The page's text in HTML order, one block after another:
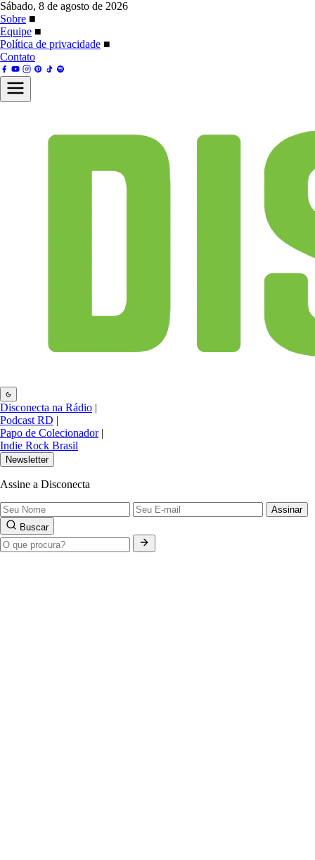
Sábado, 8 de agosto de 2026
Sobre ■
Equipe ■
Política de privacidade ■
Contato
Disconecta na Rádio |
Podcast RD |
Papo de Colecionador |
Indie Rock Brasil
Newsletter
Assine a Disconecta
Assinar
Buscar